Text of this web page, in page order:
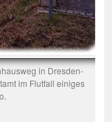
in Dresden-
im Flutfall einiges